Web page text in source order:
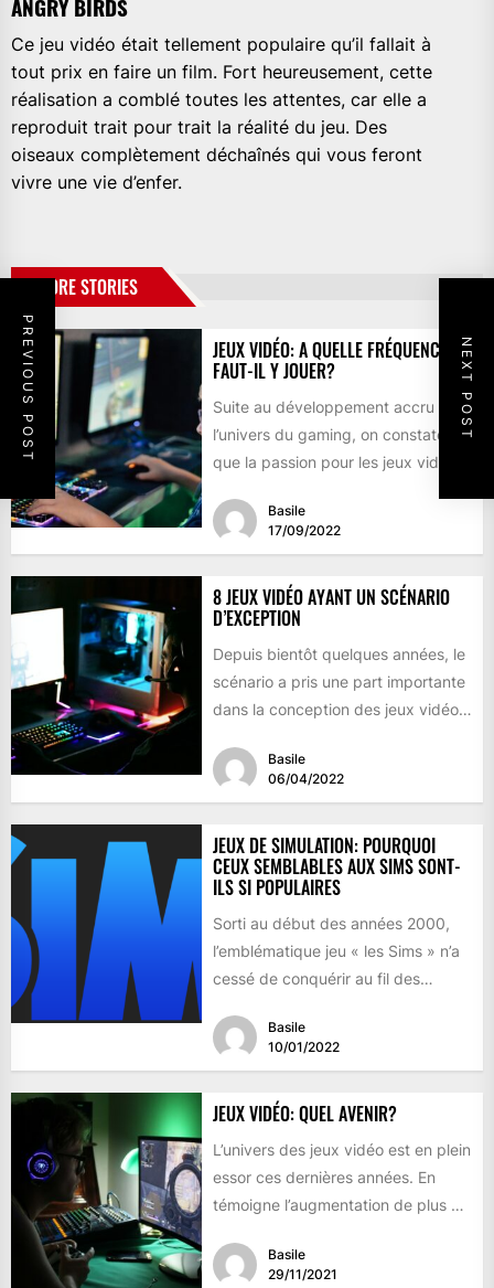
ANGRY BIRDS
Ce jeu vidéo était tellement populaire qu’il fallait à
tout prix en faire un film. Fort heureusement, cette
réalisation a comblé toutes les attentes, car elle a
reproduit trait pour trait la réalité du jeu. Des
oiseaux complètement déchaînés qui vous feront
vivre une vie d’enfer.
PREVIOUS POST NEXT POST
MORE STORIES
JEUX VIDÉO: A QUELLE FRÉQUENCE
FAUT-IL Y JOUER?
Suite au développement accru de
l’univers du gaming, on constate
que la passion pour les jeux vidéo
Basile
17/09/2022
8 JEUX VIDÉO AYANT UN SCÉNARIO
D’EXCEPTION
Depuis bientôt quelques années, le
scénario a pris une part importante
dans la conception des jeux vidéo.
Basile
06/04/2022
JEUX DE SIMULATION: POURQUOI
CEUX SEMBLABLES AUX SIMS SONT-
ILS SI POPULAIRES
Sorti au début des années 2000,
l’emblématique jeu « les Sims » n’a
cessé de conquérir au fil des
Basile
10/01/2022
JEUX VIDÉO: QUEL AVENIR?
L’univers des jeux vidéo est en plein
essor ces dernières années. En
témoigne l’augmentation de plus en
Basile
29/11/2021